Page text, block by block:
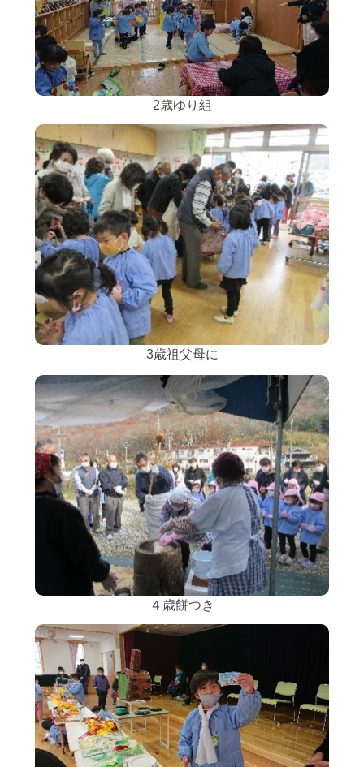
2歳ゆり組
3歳祖父母に
４歳餅つき